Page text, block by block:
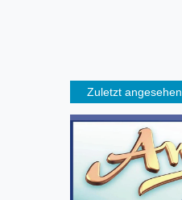
Zuletzt angesehen